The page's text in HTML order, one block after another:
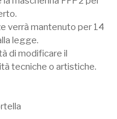
verrà mantenuto per 14
legge.
di modificare il
tecniche o artistiche.